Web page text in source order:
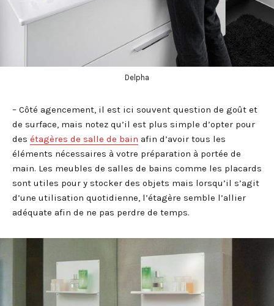
Delpha
– Côté agencement, il est ici souvent question de goût et
de surface, mais notez qu’il est plus simple d’opter pour
des étagères de salle de bain afin d’avoir tous les
éléments nécessaires à votre préparation à portée de
main. Les meubles de salles de bains comme les placards
sont utiles pour y stocker des objets mais lorsqu’il s’agit
d’une utilisation quotidienne, l’étagère semble l’allier
adéquate afin de ne pas perdre de temps.